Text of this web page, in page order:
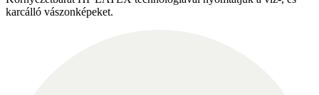
karcálló vászonképeket.